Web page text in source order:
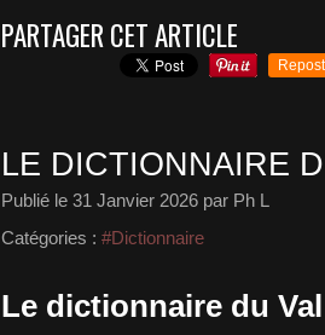
PARTAGER CET ARTICLE
Repost
LE DICTIONNAIRE
Publié le 31 Janvier 2026 par Ph L
Catégories : #Dictionnaire
Le dictionnaire du